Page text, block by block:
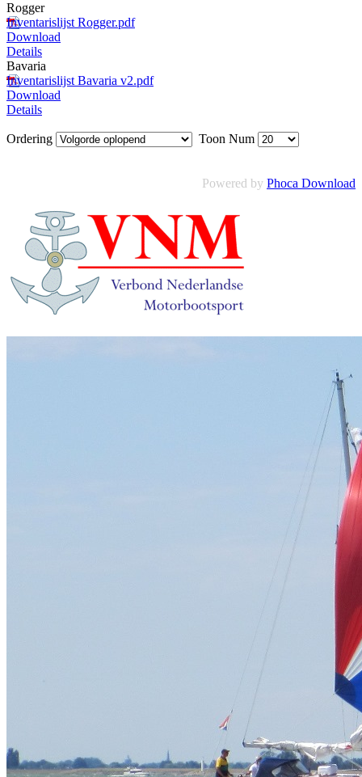
Rogger
Inventarislijst Rogger.pdf
Download
Details
Bavaria
Inventarislijst Bavaria v2.pdf
Download
Details
Ordering Toon Num
Powered by Phoca Download